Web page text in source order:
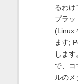
るわけ
プラッ
(Linux
ます;
しま
で、コ
ルの